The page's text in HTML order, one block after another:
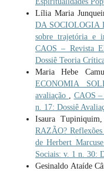
Lília Maria
DA SOCIOLOGIA
sobre trajetória e
CAOS – Revista
Dossiê Teoria
Maria Hebe
ECONOMIA
avaliação
CAOS –
n. 17: Dossiê
Isaura Tupiniquim,
RAZÃO?
de Herbert Marcuse
Sociais: v. 1 n. 30:
Gesinaldo Ataíde